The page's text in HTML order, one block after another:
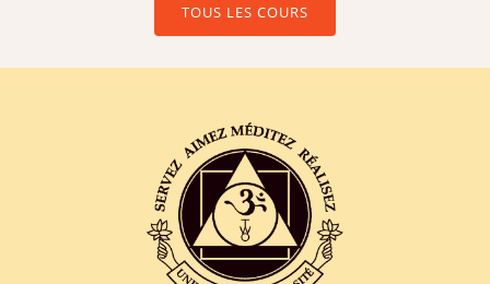
TOUS LES COURS